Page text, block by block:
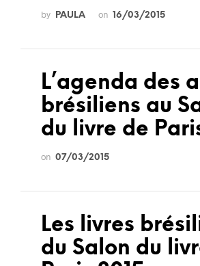
by PAULA on 16/03/2015
L’agenda des
brésiliens au
du livre de
on 07/03/2015
Les livres
du Salon du